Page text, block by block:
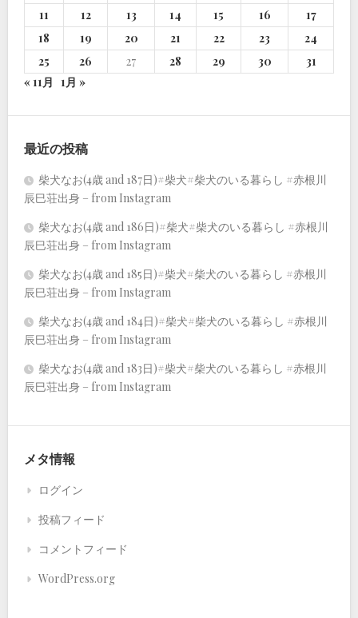
11
12 13 14 15 16
17
18
19 20 21 22 23
24
25
26 27 28 29 30
31
« 11月 1月 »
最近の投稿
柴犬なお(4歳 and 187日)#柴犬#柴犬のいる暮らし #赤根川
辰巳荘出身 – from Instagram
柴犬なお(4歳 and 186日)#柴犬#柴犬のいる暮らし #赤根川
辰巳荘出身 – from Instagram
柴犬なお(4歳 and 185日)#柴犬#柴犬のいる暮らし #赤根川
辰巳荘出身 – from Instagram
柴犬なお(4歳 and 184日)#柴犬#柴犬のいる暮らし #赤根川
辰巳荘出身 – from Instagram
柴犬なお(4歳 and 183日)#柴犬#柴犬のいる暮らし #赤根川
辰巳荘出身 – from Instagram
メタ情報
ログイン
投稿フィード
コメントフィード
WordPress.org